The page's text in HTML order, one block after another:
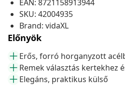
EAN: 8721158913944
SKU: 42004935
Brand: vidaXL
Előnyök
Erős, forró horganyzott
Remek választás kertekhez
Elegáns, praktikus külső